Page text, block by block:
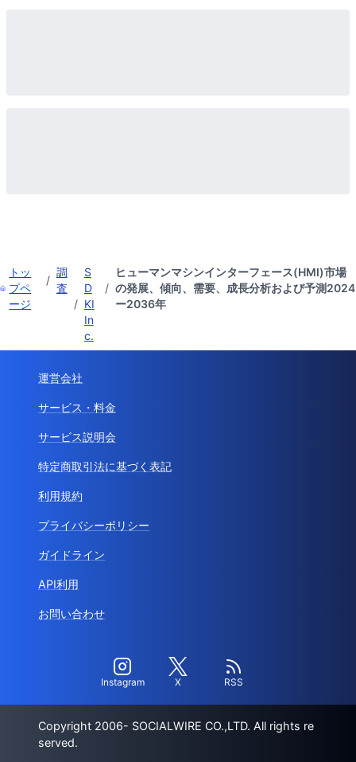
トッ
プペ
ージ
/
調
査
/
S
D
KI
In
c.
/
ヒューマンマシンインターフェース(HMI)市場
の発展、傾向、需要、成長分析および予測2024
ー2036年
運営会社
サービス・料金
サービス説明会
特定商取引法に基づく表記
利用規約
プライバシーポリシー
ガイドライン
API利用
お問い合わせ
Instagram X RSS
Copyright 2006- SOCIALWIRE CO.,LTD. All rights re
served.